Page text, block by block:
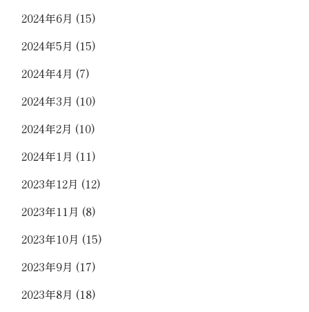
2024年6月 (15)
2024年5月 (15)
2024年4月 (7)
2024年3月 (10)
2024年2月 (10)
2024年1月 (11)
2023年12月 (12)
2023年11月 (8)
2023年10月 (15)
2023年9月 (17)
2023年8月 (18)